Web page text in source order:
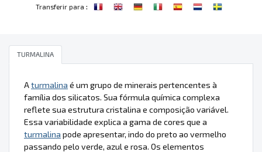
Transferir para :
TURMALINA
Aturmalina é um grupo de minerais pertencentes à
família dos silicatos. Sua fórmula química complexa
reflete sua estrutura cristalina e composição variável.
Essa variabilidade explica a gama de cores que a
turmalina pode apresentar, indo do preto ao vermelho
passando pelo verde, azul e rosa. Os elementos